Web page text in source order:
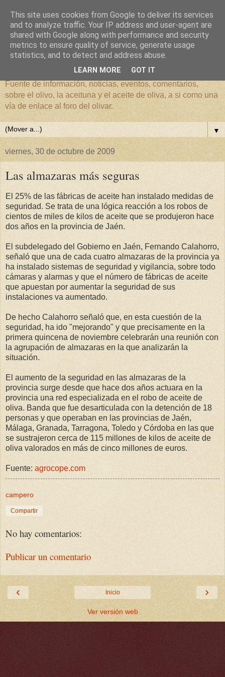
El mundo del Olivar
Fuente de información, noticias, eventos, comentarios,
sobre el olivo, la aceituna y el aceite de oliva, a si como una
vía de enlace al foro del olivar.
▼
viernes, 30 de octubre de 2009
Las almazaras más seguras
El 25% de las fábricas de aceite han instalado medidas de
seguridad. Se trata de una lógica reacción a los robos de
cientos de miles de kilos de aceite que se produjeron hace
dos años en la provincia de Jaén.
El subdelegado del Gobierno en Jaén, Fernando Calahorro,
señaló que una de cada cuatro almazaras de la provincia ya
ha instalado sistemas de seguridad y vigilancia, sobre todo
cámaras y alarmas y que el número de fábricas de aceite
que apuestan por aumentar la seguridad de sus
instalaciones va aumentado.
De hecho Calahorro señaló que, en esta cuestión de la
seguridad, ha ido "mejorando" y que precisamente en la
primera quincena de noviembre celebrarán una reunión con
la agrupación de almazaras en la que analizarán la
situación.
El aumento de la seguridad en las almazaras de la
provincia surge desde que hace dos años actuara en la
provincia una red especializada en el robo de aceite de
oliva. Banda que fue desarticulada con la detención de 18
personas y que operaban en las provincias de Jaén,
Málaga, Granada, Tarragona, Toledo y Córdoba en las que
se sustrajeron cerca de 115 millones de kilos de aceite de
oliva valorados en más de cinco millones de euros.
Fuente: agrocope.com
campero
Compartir
No hay comentarios:
Publicar un comentario
‹ ›
Inicio
Ver versión web
This site uses cookies from Google to deliver its services
and to analyze traffic. Your IP address and user-agent are
shared with Google along with performance and security
metrics to ensure quality of service, generate usage
statistics, and to detect and address abuse.
LEARN MORE GOT IT